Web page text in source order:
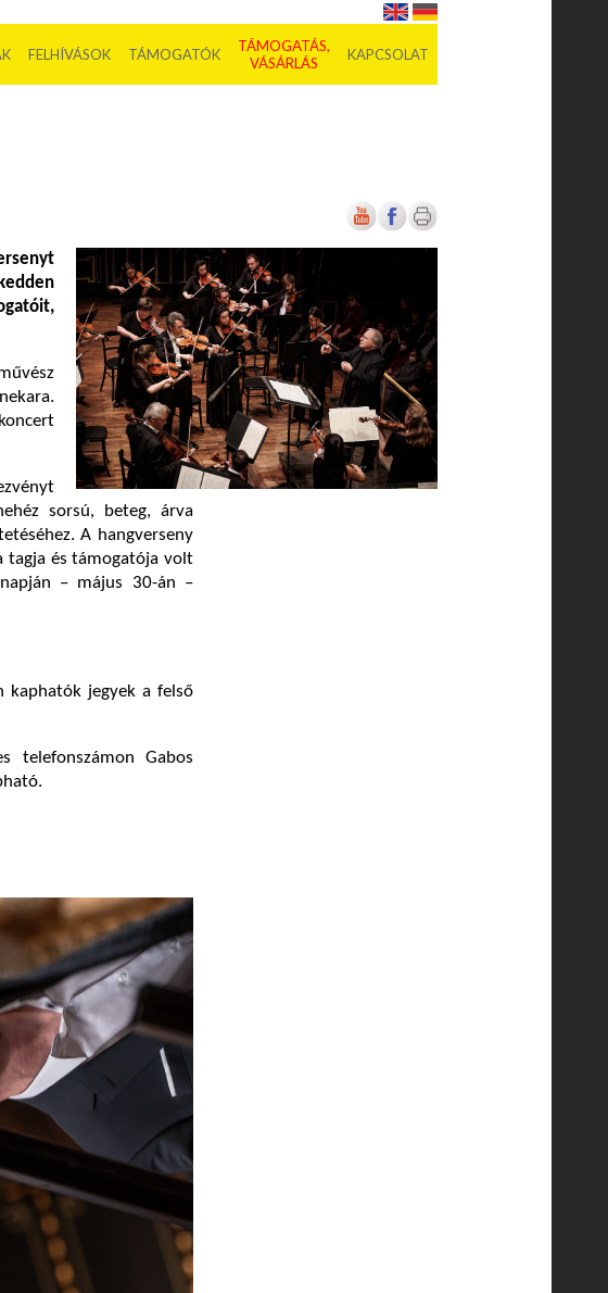
FELHÍVÁSOK TÁMOGATÓK
TÁMOGATÁS,
VÁSÁRLÁS
KAPCSOLAT
sorsú, beteg, árva
A hangverseny
tagja és támogatója volt
– május 30-án –
kaphatók jegyek a felső
telefonszámon Gabos